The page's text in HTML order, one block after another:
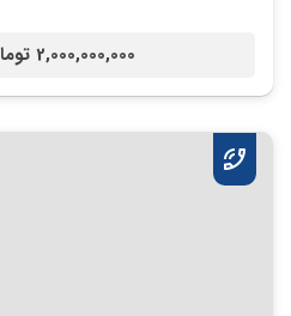
2,000,000,000 تومان /